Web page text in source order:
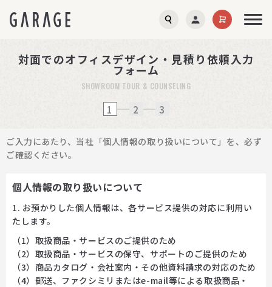
対面でのオフィスデザイン・見積り依頼入力
フォーム
SHOWROOM TOUR & COUNSELING
1 2 3
ご入力にあたり、当社「個人情報の取り扱いについて」を、必ず
ご確認ください。
個人情報の取り扱いについて
1. お預かりした個人情報は、各サービス提供の対応に利用い
たします。
（1）取扱商品・サービスのご提供のため
（2）取扱商品・サービスの保守、サポートのご提供のため
（3）商品カタログ・会社案内・その他資料請求の対応のため
（4）郵送、ファクシミリまたはe-mail等による取扱商品・